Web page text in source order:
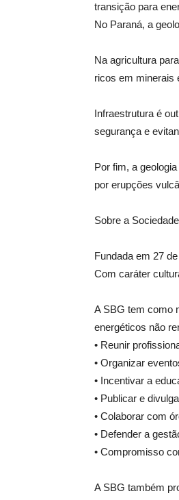
transição para
No Paraná, a
Na agricultura
ricos em minerais
Infraestrutura é
segurança e
Por fim, a
por erupções
Sobre a
Fundada em 27
Com caráter
A SBG tem como
energéticos não
• Reunir
• Organizar
• Incentivar a
• Publicar e
• Colaborar com
• Defender a
• Compromisso
A SBG também